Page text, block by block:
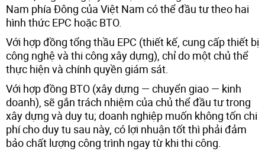
Nam phía Đông của Việt Nam có thể đầu tư theo hai
hình thức EPC hoặc BTO.
Với hợp đồng tổng thầu EPC (thiết kế, cung cấp thiết bị
công nghệ và thi công xây dựng), chỉ do một chủ thể
thực hiện và chính quyền giám sát.
Với hợp đồng BTO (xây dựng — chuyển giao — kinh
doanh), sẽ gắn trách nhiệm của chủ thể đầu tư trong
xây dựng và duy tu; doanh nghiệp muốn không tốn chi
phí cho duy tu sau này, có lợi nhuận tốt thì phải đảm
bảo chất lượng công trình ngay từ khi thi công.